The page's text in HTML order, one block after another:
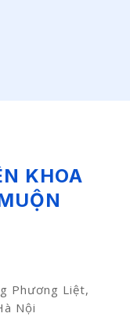
KHOA
Phương Liệt,
Nội